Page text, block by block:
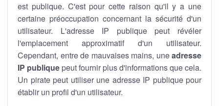
est publique. C'est pour cette raison qu'il y a une
certaine préoccupation concernant la sécurité d'un
utilisateur. L'adresse IP publique peut révéler
l'emplacement approximatif d'un utilisateur.
Cependant, entre de mauvaises mains, uneadresse
IP publique peut fournir plus d'informations que cela.
Un pirate peut utiliser une adresse IP publique pour
établir un profil d'un utilisateur.